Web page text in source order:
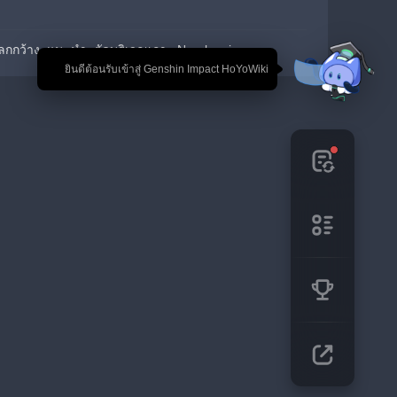
🎉 ยินดีต้อนรับเข้าสู่ Genshin Impact HoYoWiki
กว้าง  แนะนำ: ตัดบริเวณเกาะ Narukami